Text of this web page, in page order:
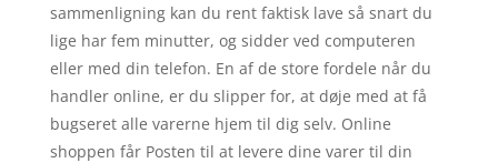
sammenligning kan du rent faktisk lave så snart du
lige har fem minutter, og sidder ved computeren
eller med din telefon. En af de store fordele når du
handler online, er du slipper for, at døje med at få
bugseret alle varerne hjem til dig selv. Online
shoppen får Posten til at levere dine varer til din